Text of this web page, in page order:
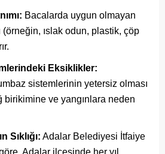
Bacalarda uygun olmayan
(örneğin, ıslak odun, plastik, çöp
Eksiklikler:
sistemlerinin yetersiz olması
birikimine ve yangınlara neden
Sıklığı: Adalar Belediyesi İtfaiye
Adalar ilçesinde her yıl